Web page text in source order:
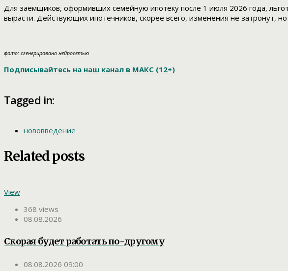
Для заёмщиков, оформивших семейную ипотеку после 1 июля 2026 года,
вырасти. Действующих ипотечников, скорее всего, изменения не затронут,
фото: сгенерировано нейросетью
Подписывайтесь на наш канал в МАКС (12+)
Tagged in:
нововведение
Related posts
View
368 views
08.08.2026
Скорая будет работать по-другому
08.08.2026 09:00